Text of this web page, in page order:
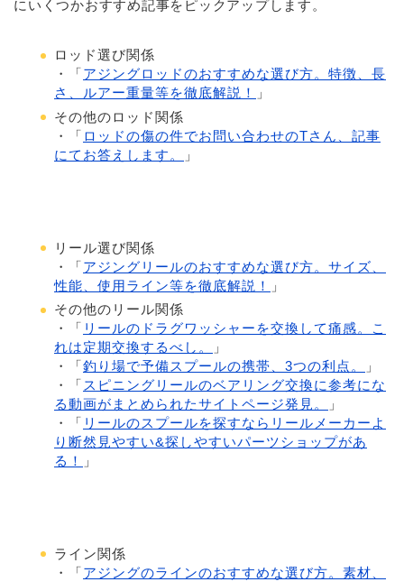
にいくつかおすすめ記事をピックアップします。
ロッド選び関係
・「 アジングロッドのおすすめな選び方。特徴、長
さ、ルアー重量等を徹底解説！
」
その他のロッド関係
・「 ロッドの傷の件でお問い合わせのTさん、記事
にてお答えします。
」
リール選び関係
・「アジングリールのおすすめな選び方。サイズ、
性能、使用ライン等を徹底解説！
」
その他のリール関係
・「 リールのドラグワッシャーを交換して痛感。こ
れは定期交換するべし。
」
・「釣り場で予備スプールの携帯、3つの利点。
」
・「 スピニングリールのベアリング交換に参考にな
る動画がまとめられたサイトページ発見。
」
・「 リールのスプールを探すならリールメーカーよ
り断然見やすい&探しやすいパーツショップがあ
る！
」
ライン関係
・「アジングのラインのおすすめな選び方。素材、